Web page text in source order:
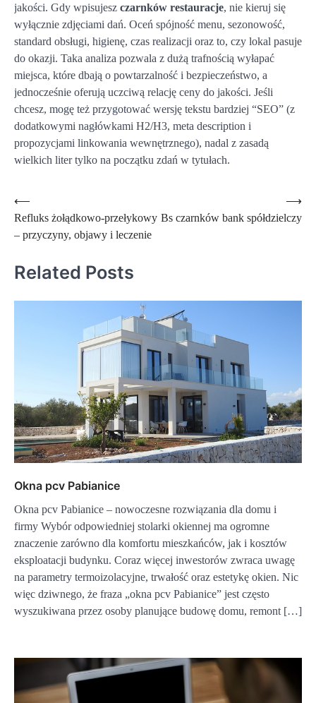
jakości. Gdy wpisujesz czarnków restauracje, nie kieruj się
wyłącznie zdjęciami dań. Oceń spójność menu, sezonowość,
standard obsługi, higienę, czas realizacji oraz to, czy lokal pasuje
do okazji. Taka analiza pozwala z dużą trafnością wyłapać
miejsca, które dbają o powtarzalność i bezpieczeństwo, a
jednocześnie oferują uczciwą relację ceny do jakości. Jeśli
chcesz, mogę też przygotować wersję tekstu bardziej “SEO” (z
dodatkowymi nagłówkami H2/H3, meta description i
propozycjami linkowania wewnętrznego), nadal z zasadą
wielkich liter tylko na początku zdań w tytułach.
Nawigacja
wpisu
⟵
Refluks żołądkowo-przełykowy
– przyczyny, objawy i leczenie
Bs czarnków bank spółdzielczy
⟶
Related Posts
Okna pcv Pabianice
Okna pcv Pabianice – nowoczesne rozwiązania dla domu i
firmy Wybór odpowiedniej stolarki okiennej ma ogromne
znaczenie zarówno dla komfortu mieszkańców, jak i kosztów
eksploatacji budynku. Coraz więcej inwestorów zwraca uwagę
na parametry termoizolacyjne, trwałość oraz estetykę okien. Nic
więc dziwnego, że fraza „okna pcv Pabianice” jest często
wyszukiwana przez osoby planujące budowę domu, remont […]